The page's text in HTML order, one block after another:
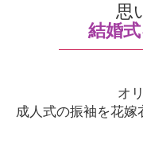
思
結婚
オ
成人式の振袖を花